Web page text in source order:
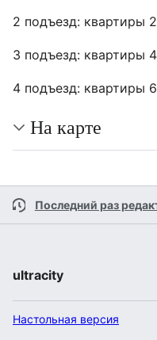
2 подъезд: квартиры
3 подъезд: квартиры
4 подъезд: квартиры
На карте
Последний раз
ultracity
Настольная версия